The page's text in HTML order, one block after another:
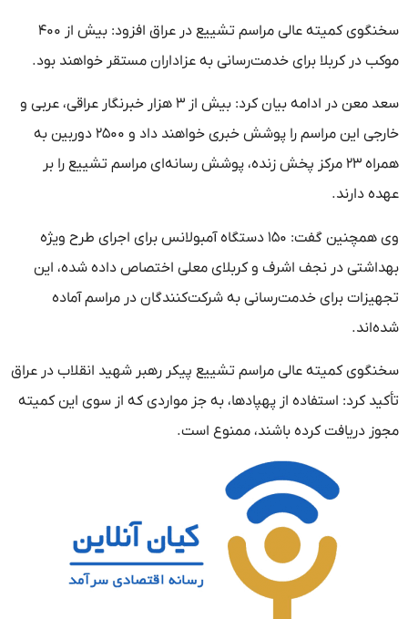
سخنگوی کمیته عالی مراسم تشییع در عراق افزود: بیش از ۴۰۰
موکب در کربلا برای خدمت‌رسانی به عزاداران مستقر خواهند بود.
سعد معن در ادامه بیان کرد: بیش از ۳ هزار خبرنگار عراقی، عربی و
خارجی این مراسم را پوشش خبری خواهند داد و ۲۵۰۰ دوربین به
همراه ۲۳ مرکز پخش زنده، پوشش رسانه‌ای مراسم تشییع را بر
عهده دارند.
وی همچنین گفت: ۱۵۰ دستگاه آمبولانس برای اجرای طرح ویژه
بهداشتی در نجف اشرف و کربلای معلی اختصاص داده شده، این
تجهیزات برای خدمت‌رسانی به شرکت‌کنندگان در مراسم آماده
شده‌اند.
سخنگوی کمیته عالی مراسم تشییع پیکر رهبر شهید انقلاب در عراق
تأکید کرد: استفاده از پهپادها، به جز مواردی که از سوی این کمیته
مجوز دریافت کرده باشند، ممنوع است.